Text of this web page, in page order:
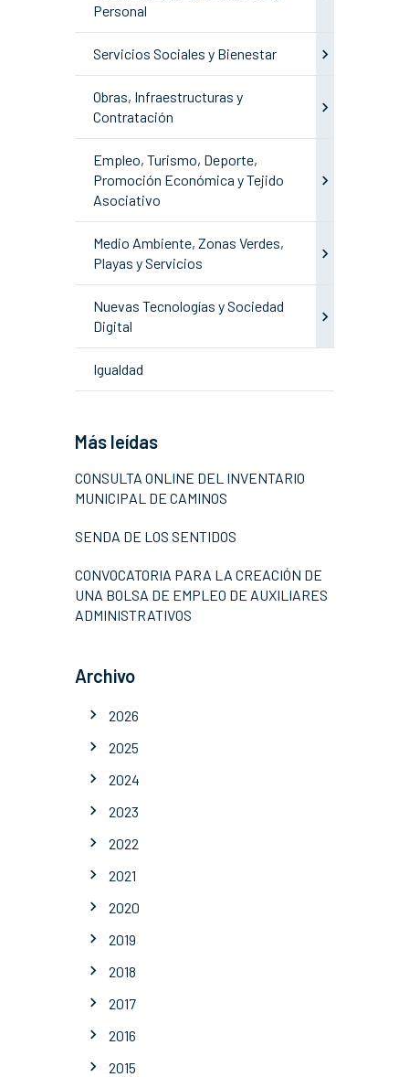
Personal
Servicios Sociales y Bienestar
Obras, Infraestructuras y
Contratación
Empleo, Turismo, Deporte,
Promoción Económica y Tejido
Asociativo
Medio Ambiente, Zonas Verdes,
Playas y Servicios
Nuevas Tecnologías y Sociedad
Digital
Igualdad
Más leídas
CONSULTA ONLINE DEL INVENTARIO
MUNICIPAL DE CAMINOS
SENDA DE LOS SENTIDOS
CONVOCATORIA PARA LA CREACIÓN DE
UNA BOLSA DE EMPLEO DE AUXILIARES
ADMINISTRATIVOS
Archivo
2026
2025
2024
2023
2022
2021
2020
2019
2018
2017
2016
2015